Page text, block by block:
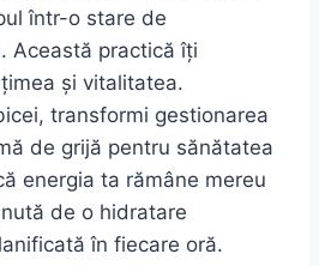
într-o stare de
Această practică îți
și vitalitatea.
transformi gestionarea
de grijă pentru sănătatea
energia ta rămâne mereu
de o hidratare
în fiecare oră.